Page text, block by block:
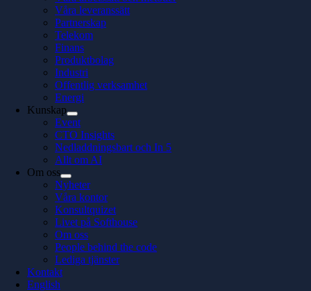
Våra leveranssätt
Partnerskap
Telekom
Finans
Produktbolag
Industri
Offentlig verksamhet
Energi
Kunskap
Event
CTO Insights
Nedladdningsbart och In 5
Allt om AI
Om oss
Nyheter
Våra kontor
Konsultquizet
Livet på Softhouse
Om oss
People behind the code
Lediga tjänster
Kontakt
English